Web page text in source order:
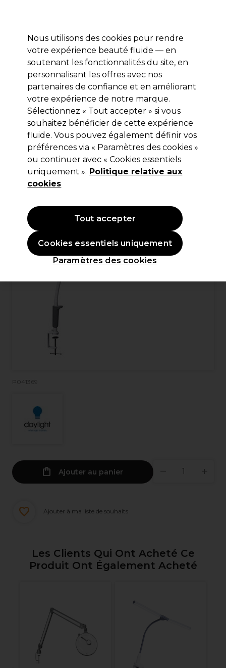
Se connecter
Marques Bons plans Coiffure Electro et Matériel
Livraison et délais
lire la suite
Daylight
Daylight Mag Pro Pince
0 )
83,30 €Hors TVA (TARIF PROFESSIONNEL)
99,96 €TVA incluse)
P041369
Ajouter au panier
Ajouter à ma liste de souhaits
Les Clients Qui Ont Acheté Ce
Produit Ont Également Acheté
Nous utilisons des cookies pour rendre
votre expérience beauté fluide — en
soutenant les fonctionnalités du site, en
personnalisant les offres avec nos
partenaires de confiance et en améliorant
votre expérience de notre marque.
Sélectionnez « Tout accepter » si vous
souhaitez bénéficier de cette expérience
fluide. Vous pouvez également définir vos
préférences via « Paramètres des cookies »
ou continuer avec « Cookies essentiels
uniquement ». Politique relative aux
cookies
Paramètres des cookies
Cookies essentiels uniquement
Tout accepter